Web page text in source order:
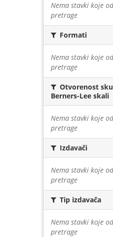
Nema stavki koje
pretrage
Formati
Nema stavki koje
pretrage
Otvorenost
Berners-Lee skali
Nema stavki koje
pretrage
Izdavači
Nema stavki koje
pretrage
Tip izdavača
Nema stavki koje
pretrage